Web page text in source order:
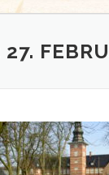
27.